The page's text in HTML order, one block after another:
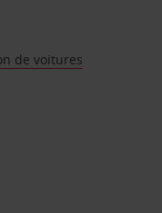
de voitures